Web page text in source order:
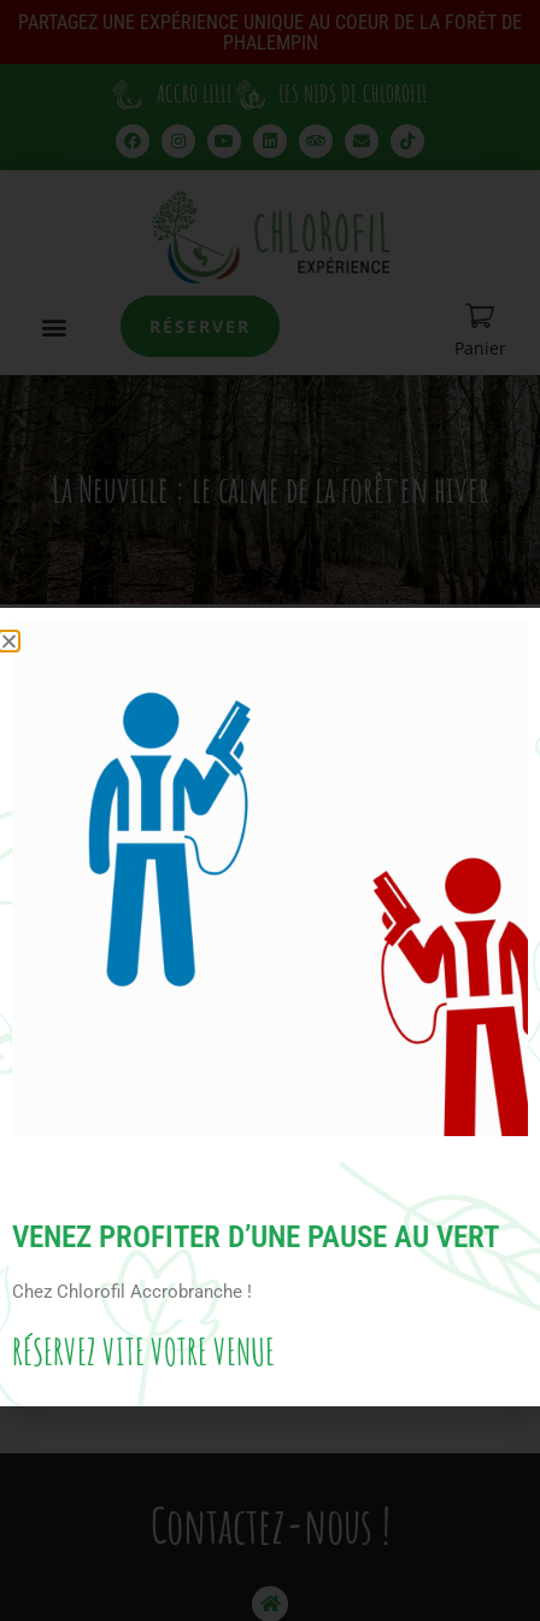
PARTAGEZ UNE EXPÉRIENCE UNIQUE AU COEUR DE LA FORÊT DE
PHALEMPIN
ACCRO LILLE LES NIDS DE CHLOROFIL
RÉSERVER
Panier
La Neuville : le calme de la forêt en hiver
change de visage. Les feuilles tombées dessinent un tapis
doré, les arbres dorment doucement, et l’air forestier devient
plus pur que jamais. Mais si la nature semble au repos, notre
équipe, elle, ne s’arrête pas !
Une forêt qui vit autrement
L’hiver est une période fascinante pour observer la nature
autrement : bourgeons en formation, traces d’animaux dans
la boue ou la neige, champignons tapis sous les feuilles… Le
parc se transforme en véritable laboratoire vivant, prêt à
révéler ses secrets aux curieux du printemps.
Derrière les coulisses du parc
Pendant l’hiver, ChloroFil Expérience La Neuville vit au
rythme des travaux, des soins aux arbres et de la création de
nouvelles installations. Une saison essentielle pour préparer
la belle énergie du printemps prochain !
RETOUR
Contactez-nous !
VENEZ PROFITER D’UNE PAUSE AU VERT
Chez Chlorofil Accrobranche !
RÉSERVEZ VITE VOTRE VENUE